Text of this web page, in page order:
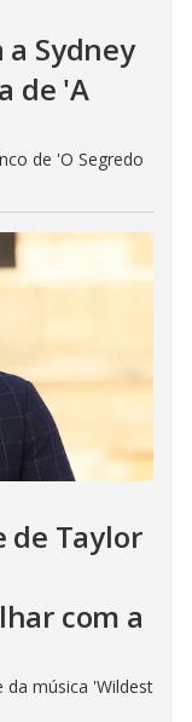
Sydney
de ​'A
de 'O Segredo
de Taylor
com a
música 'Wildest